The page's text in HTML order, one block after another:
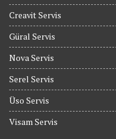
Creavit Servis
Güral Servis
Nova Servis
Serel Servis
Üso Servis
Visam Servis